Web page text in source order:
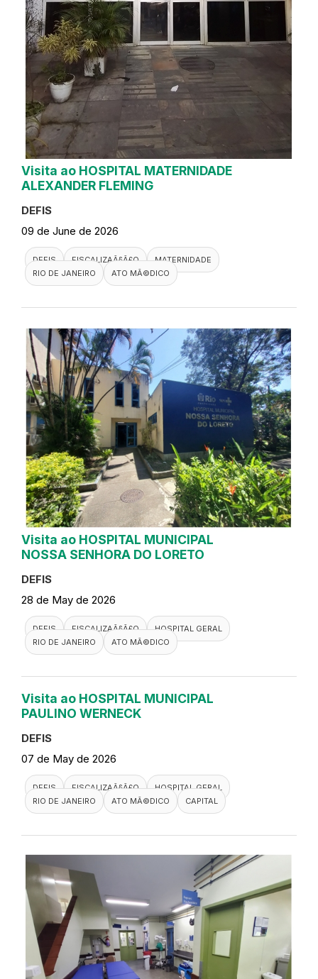
Visita ao HOSPITAL MATERNIDADE
ALEXANDER FLEMING
DEFIS
09 de June de 2026
DEFIS FISCALIZAÃ§Ã£O
MATERNIDADE
RIO DE JANEIRO
ATO MÃ©DICO
Visita ao HOSPITAL MUNICIPAL
NOSSA SENHORA DO LORETO
DEFIS
28 de May de 2026
DEFIS FISCALIZAÃ§Ã£O
HOSPITAL GERAL
RIO DE JANEIRO
ATO MÃ©DICO
Visita ao HOSPITAL MUNICIPAL
PAULINO WERNECK
DEFIS
07 de May de 2026
DEFIS FISCALIZAÃ§Ã£O
HOSPITAL GERAL
RIO DE JANEIRO
ATO MÃ©DICO CAPITAL